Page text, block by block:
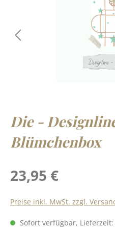
Die -
Blümchenbox
Regulärer Preis:
23,95 €
Preise inkl. MwSt. zzgl.
Sofort verfügbar, Lieferzeit: